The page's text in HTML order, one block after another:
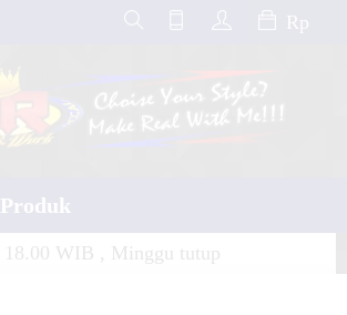
Rp
18.00 WIB , Minggu tutup